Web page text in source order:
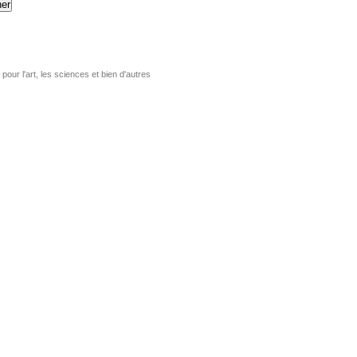
pour l'art, les sciences et bien d'autres